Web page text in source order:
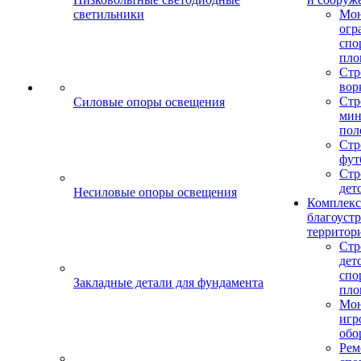
светильники
Силовые опоры освещения
Несиловые опоры освещения
Закладные детали для фундамента